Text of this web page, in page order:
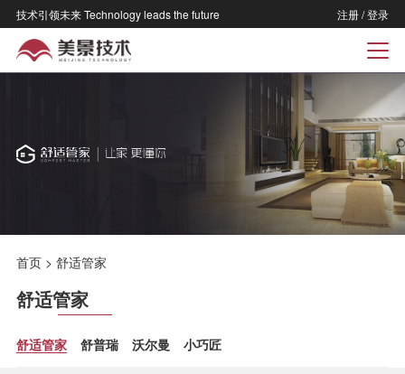
技术引领未来 Technology leads the future 注册/登录
首页> 舒适管家
舒适管家
舒适管家 舒普瑞 沃尔曼 小巧匠